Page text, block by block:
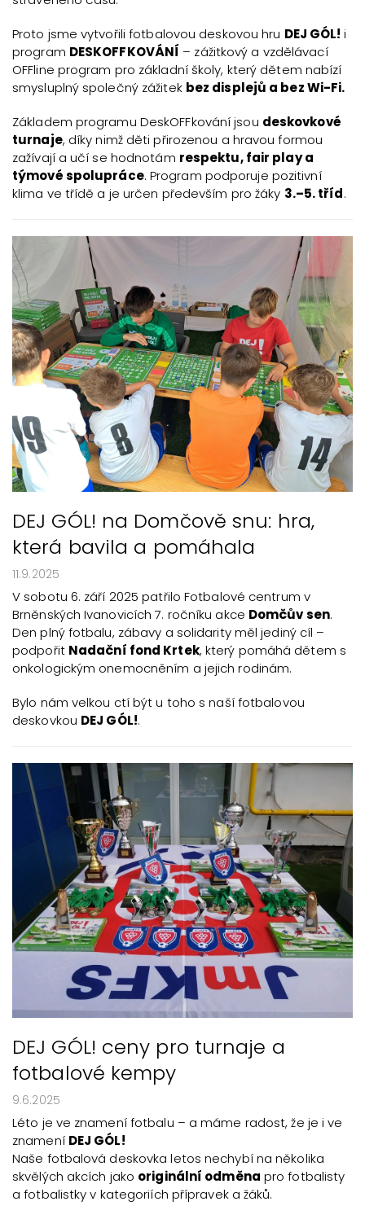
Proto jsme vytvořili fotbalovou deskovou hru DEJ GÓL! i
program DESKOFFKOVÁNÍ – zážitkový a vzdělávací
OFFline program pro základní školy, který dětem nabízí
smysluplný společný zážitek bez displejů a bez Wi-Fi.
Základem programu DeskOFFkování jsou deskovkové
turnaje, díky nimž děti přirozenou a hravou formou
zažívají a učí se hodnotám respektu, fair play a
týmové spolupráce. Program podporuje pozitivní
klima ve třídě a je určen především pro žáky 3.–5. tříd.
DEJ GÓL! na Domčově snu: hra,
která bavila a pomáhala
11.9.2025
V sobotu 6. září 2025 patřilo Fotbalové centrum v
Brněnských Ivanovicích 7. ročníku akce Domčův sen.
Den plný fotbalu, zábavy a solidarity měl jediný cíl –
podpořit Nadační fond Krtek, který pomáhá dětem s
onkologickým onemocněním a jejich rodinám.
Bylo nám velkou ctí být u toho s naší fotbalovou
deskovkou DEJ GÓL!.
DEJ GÓL! ceny pro turnaje a
fotbalové kempy
9.6.2025
Léto je ve znamení fotbalu – a máme radost, že je i ve
znamení DEJ GÓL!
Naše fotbalová deskovka letos nechybí na několika
skvělých akcích jako originální odměna pro fotbalisty
a fotbalistky v kategoriích přípravek a žáků.